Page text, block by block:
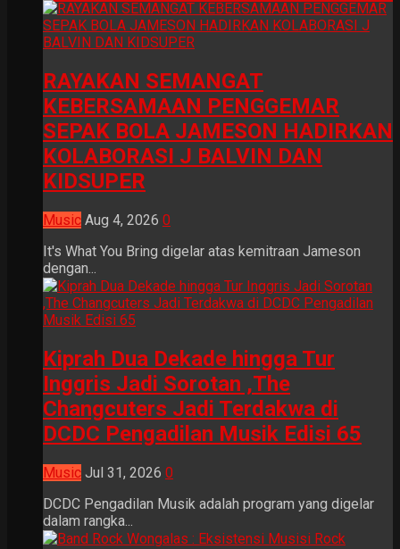
RAYAKAN SEMANGAT
KEBERSAMAAN PENGGEMAR
SEPAK BOLA JAMESON HADIRKAN
KOLABORASI J BALVIN DAN
KIDSUPER
Music Aug 4, 2026 0
It's What You Bring digelar atas kemitraan Jameson
dengan...
Kiprah Dua Dekade hingga Tur
Inggris Jadi Sorotan ,The
Changcuters Jadi Terdakwa di
DCDC Pengadilan Musik Edisi 65
Music Jul 31, 2026 0
DCDC Pengadilan Musik adalah program yang digelar
dalam rangka...